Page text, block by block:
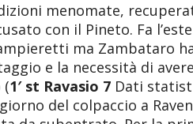
menomate,
con il Pineto. Fa
ma Zambataro
e la necessità di
(1′ st Ravasio 7 Dati
del colpaccio a